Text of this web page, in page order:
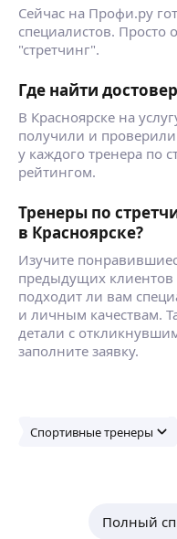
Сейчас на Профи.ру
специалистов. Просто
"стретчинг".
Где найти
В Красноярске на
получили и
у каждого тренера по
рейтингом.
Тренеры по
в Красноярске?
Изучите
предыдущих
подходит ли вам
и личным качествам.
детали с
заполните заявку.
Спортивные тренеры
Полный